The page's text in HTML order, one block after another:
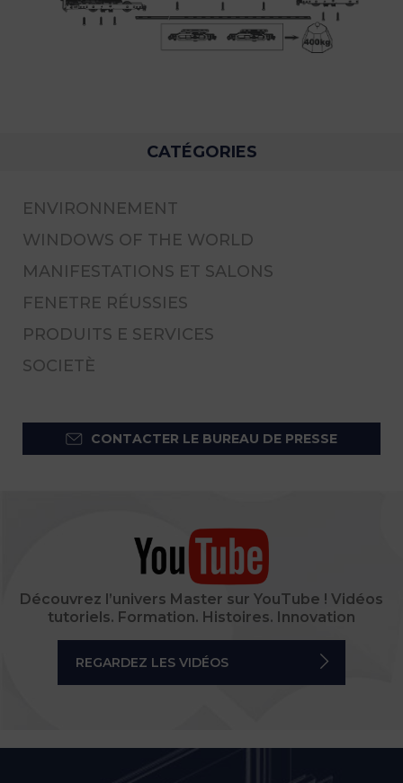
CATÉGORIES
ENVIRONNEMENT
WINDOWS OF THE WORLD
MANIFESTATIONS ET SALONS
FENETRE RÉUSSIES
PRODUITS E SERVICES
SOCIETÈ
CONTACTER LE BUREAU DE PRESSE
Découvrez l’univers Master sur YouTube ! Vidéos
tutoriels. Formation. Histoires. Innovation
REGARDEZ LES VIDÉOS